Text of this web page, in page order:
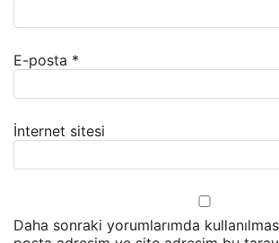
E-posta *
İnternet sitesi
Daha sonraki yorumlarımda